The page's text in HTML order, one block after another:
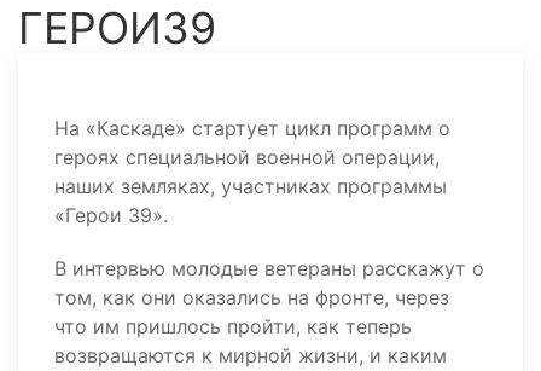
ГЕРОИ39
На «Каскаде» стартует цикл программ о
героях специальной военной операции,
наших земляках, участниках программы
«Герои 39».
В интервью молодые ветераны расскажут о
том, как они оказались на фронте, через
что им пришлось пройти, как теперь
возвращаются к мирной жизни, и каким